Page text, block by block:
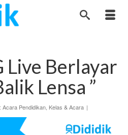
Live Berlayar
Lensa ”
Acara Pendidikan Kelas & Acara |